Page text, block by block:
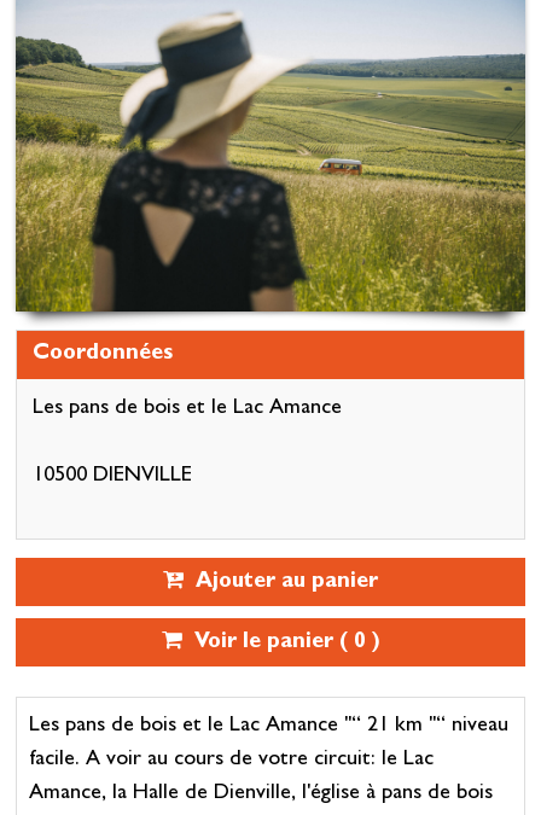
Coordonnées
Les pans de bois et le Lac Amance
10500 DIENVILLE
Ajouter au panier
Voir le panier ( 0 )
Les pans de bois et le Lac Amance "“ 21 km "“ niveau
facile. A voir au cours de votre circuit: le Lac
Amance, la Halle de Dienville, l'église à pans de bois